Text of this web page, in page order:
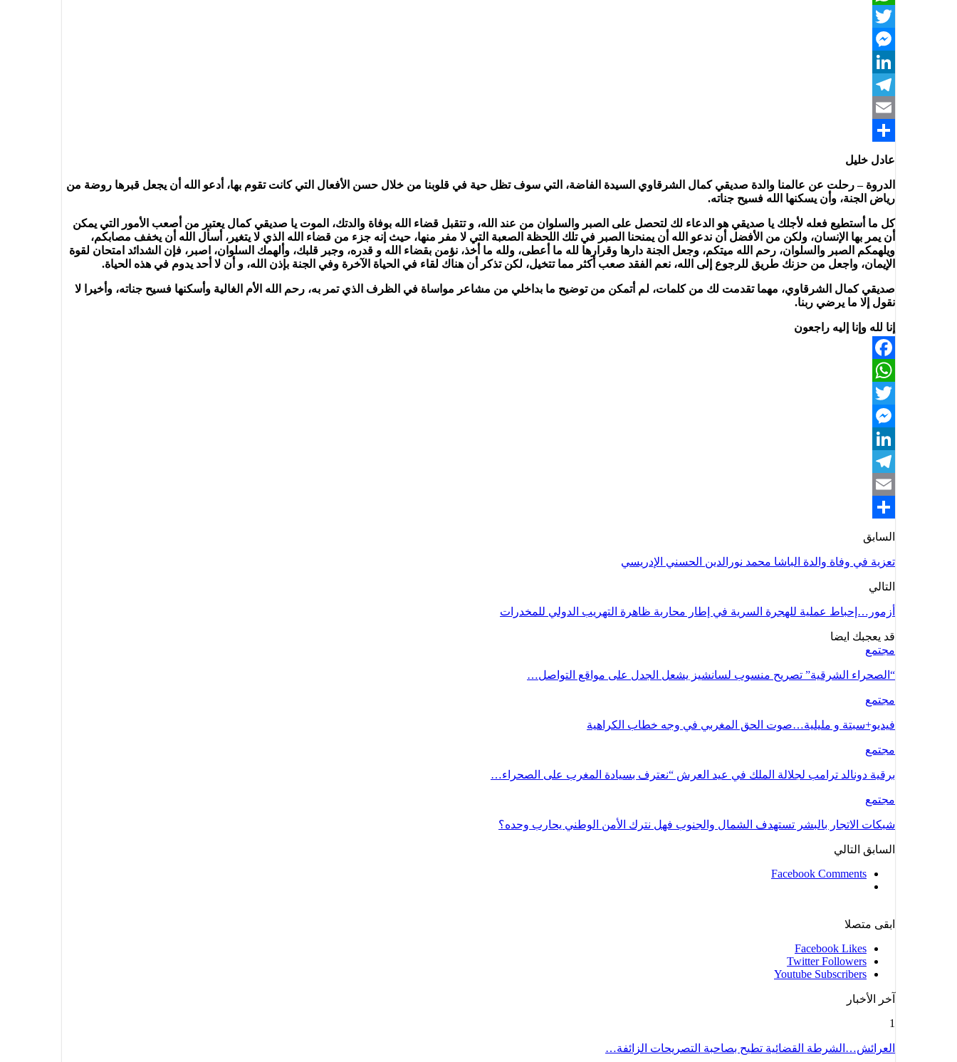
WhatsApp
Twitter
Messenger
LinkedIn
Telegram
Email
Share
عادل خليل
الدروة – رحلت عن عالمنا والدة صديقي كمال الشرقاوي السيدة الفاضة، التي سوف تظل حية في قلوبنا من خلال حسن الأفعال التي كانت تقوم بها، أدعو الله أن يجعل قبرها روضة من
رياض الجنة، وأن يسكنها الله فسيح جناته.
كل ما أستطيع فعله لأجلك يا صديقي هو الدعاء لك لتحصل على الصبر والسلوان من عند الله، و تتقبل قضاء الله بوفاة والدتك، الموت يا صديقي كمال يعتبر من أصعب الأمور التي يمكن
أن يمر بها الإنسان، ولكن من الأفضل أن ندعو الله أن يمنحنا الصبر في تلك اللحظة الصعبة التي لا مفر منها، حيث إنه جزء من قضاء الله الذي لا يتغير، أسأل الله أن يخفف مصابكم،
ويلهمكم الصبر والسلوان، رحم الله ميتكم، وجعل الجنة دارها وقرارها لله ما أعطى، ولله ما أخذ، نؤمن بقضاء الله و قدره، وجبر قلبك، وألهمك السلوان، اصبر، فإن الشدائد امتحان لقوة
الإيمان، واجعل من حزنك طريق للرجوع إلى الله، نعم الفقد صعب أكثر مما تتخيل، لكن تذكر أن هناك لقاء في الحياة الآخرة وفي الجنة بإذن الله، و أن لا أحد يدوم في هذه الحياة.
صديقي كمال الشرقاوي، مهما تقدمت لك من كلمات، لم أتمكن من توضيح ما بداخلي من مشاعر مواساة في الظرف الذي تمر به، رحم الله الأم الغالية وأسكنها فسيح جناته، وأخيرا لا
نقول إلا ما يرضي ربنا.
إنا لله وإنا إليه راجعون
Facebook
WhatsApp
Twitter
Messenger
LinkedIn
Telegram
Email
Share
السابق
تعزية في وفاة والدة الباشا محمد نورالدين الحسني الإدريسي
التالي
أزمور…إحباط عملية للهجرة السرية في إطار محاربة ظاهرة التهريب الدولي للمخدرات
قد يعجبك ايضا
مجتمع
“الصحراء الشرقية” تصريح منسوب لسانشيز يشعل الجدل على مواقع التواصل…
مجتمع
فيديو+سبتة و مليلية…صوت الحق المغربي في وجه خطاب الكراهية
مجتمع
برقية دونالد ترامب لجلالة الملك في عيد العرش “نعترف بسيادة المغرب على الصحراء…
مجتمع
شبكات الاتجار بالبشر تستهدف الشمال والجنوب فهل نترك الأمن الوطني يحارب وحده؟
السابق التالي
Facebook Comments
ابقى متصلا
Facebook Likes
Twitter Followers
Youtube Subscribers
آخر الأخبار
1
العرائش…الشرطة القضائية تطيح بصاحبة التصريحات الزائفة…